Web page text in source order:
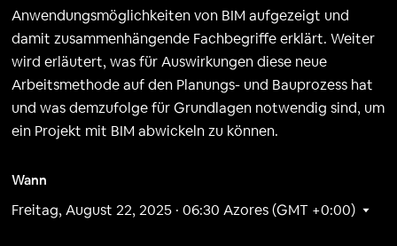
Anwendungsmöglichkeiten von BIM aufgezeigt und
damit zusammenhängende Fachbegriffe erklärt. Weiter
wird erläutert, was für Auswirkungen diese neue
Arbeitsmethode auf den Planungs- und Bauprozess hat
und was demzufolge für Grundlagen notwendig sind, um
ein Projekt mit BIM abwickeln zu können.
Wann
Freitag, August 22, 2025 · 06:30 Azores (GMT +0:00)